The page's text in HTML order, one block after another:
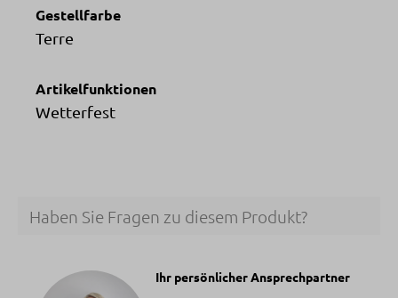
Gestellfarbe
Terre
Artikelfunktionen
Wetterfest
Haben Sie Fragen zu diesem Produkt?
Ihr persönlicher Ansprechpartner